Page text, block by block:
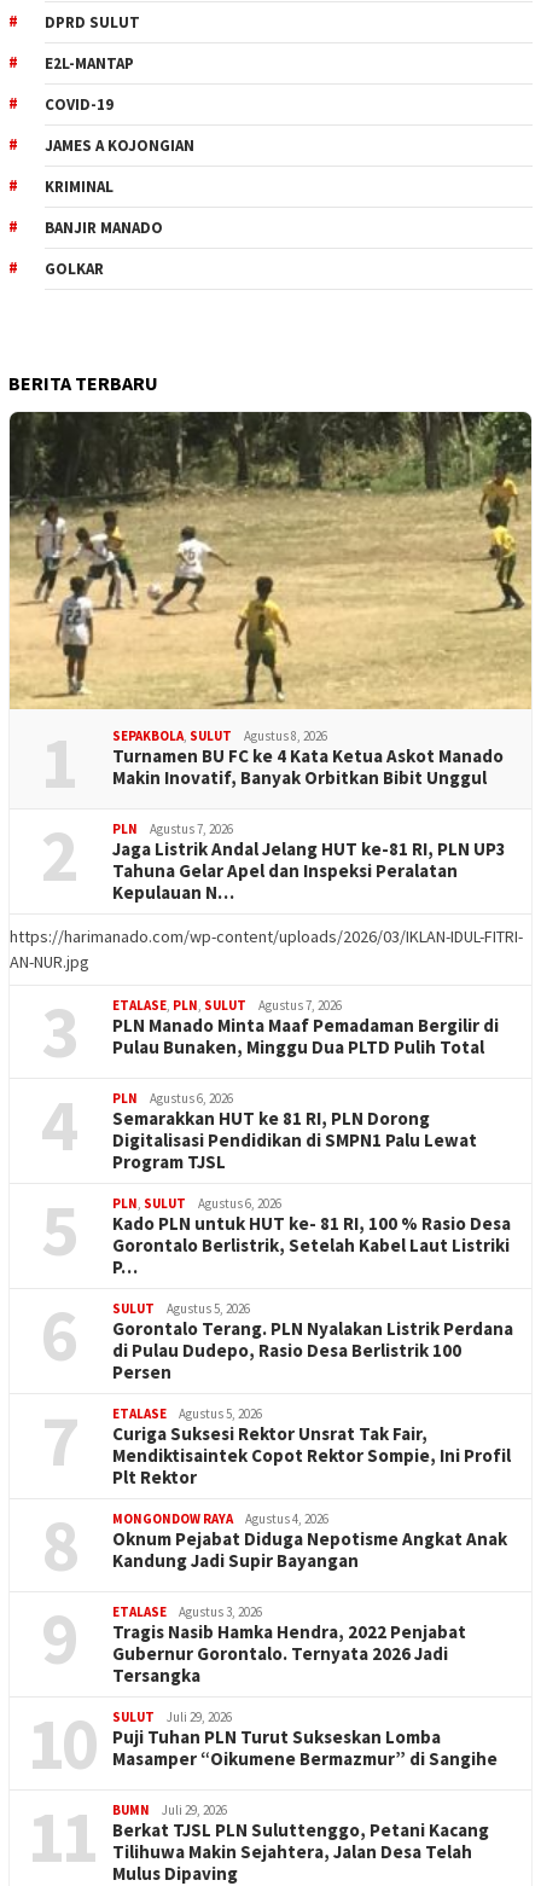
DPRD SULUT
E2L-MANTAP
COVID-19
JAMES A KOJONGIAN
KRIMINAL
BANJIR MANADO
GOLKAR
BERITA TERBARU
1 SEPAKBOLA SULUT Agustus 8, 2026
Turnamen BU FC ke 4 Kata Ketua Askot Manado
Makin Inovatif, Banyak Orbitkan Bibit Unggul
2 PLN Agustus 7, 2026
Jaga Listrik Andal Jelang HUT ke-81 RI, PLN UP3
Tahuna Gelar Apel dan Inspeksi Peralatan
Kepulauan N…
https://harimanado.com/wp-content/uploads/2026/03/IKLAN-IDUL-FITRI-
AN-NUR.jpg
3 ETALASE PLN SULUT Agustus 7, 2026
PLN Manado Minta Maaf Pemadaman Bergilir di
Pulau Bunaken, Minggu Dua PLTD Pulih Total
4 PLN Agustus 6, 2026
Semarakkan HUT ke 81 RI, PLN Dorong
Digitalisasi Pendidikan di SMPN1 Palu Lewat
Program TJSL
5 PLN SULUT Agustus 6, 2026
Kado PLN untuk HUT ke- 81 RI, 100 % Rasio Desa
Gorontalo Berlistrik, Setelah Kabel Laut Listriki
P…
6 SULUT Agustus 5, 2026
Gorontalo Terang. PLN Nyalakan Listrik Perdana
di Pulau Dudepo, Rasio Desa Berlistrik 100
Persen
7 ETALASE Agustus 5, 2026
Curiga Suksesi Rektor Unsrat Tak Fair,
Mendiktisaintek Copot Rektor Sompie, Ini Profil
Plt Rektor
8 MONGONDOW RAYA Agustus 4, 2026
Oknum Pejabat Diduga Nepotisme Angkat Anak
Kandung Jadi Supir Bayangan
9 ETALASE Agustus 3, 2026
Tragis Nasib Hamka Hendra, 2022 Penjabat
Gubernur Gorontalo. Ternyata 2026 Jadi
Tersangka
10 SULUT Juli 29, 2026
Puji Tuhan PLN Turut Sukseskan Lomba
Masamper “Oikumene Bermazmur” di Sangihe
11 BUMN Juli 29, 2026
Berkat TJSL PLN Suluttenggo, Petani Kacang
Tilihuwa Makin Sejahtera, Jalan Desa Telah
Mulus Dipaving